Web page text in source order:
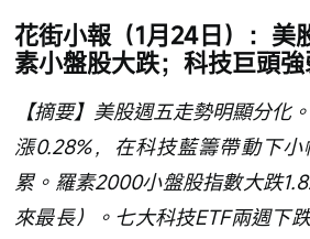
花街小報（1月24日）：美
素小盤股大跌；科技巨頭
【摘要】美股週五走勢明顯分
漲0.28%，在科技藍籌帶動下
累。羅素2000小盤股指數大跌
來最長）。七大科技ETF兩週下